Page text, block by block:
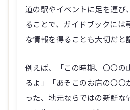
道の駅やイベントに足を運び
ることで、ガイドブックには
な情報を得ることも大切だと
例えば、「この時期、〇〇の
るよ」「あそこのお店の〇〇
った、地元ならではの新鮮な